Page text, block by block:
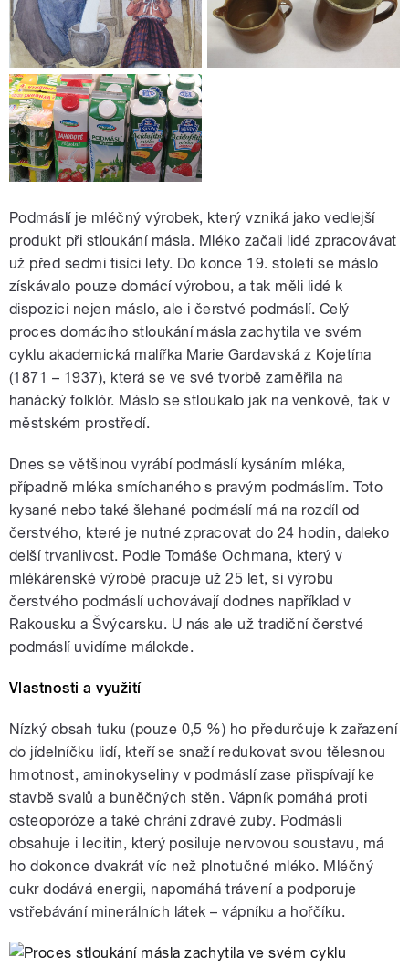
Podmáslí je mléčný výrobek, který vzniká jako vedlejší
produkt při stloukání másla. Mléko začali lidé zpracovávat
už před sedmi tisíci lety. Do konce 19. století se máslo
získávalo pouze domácí výrobou, a tak měli lidé k
dispozici nejen máslo, ale i čerstvé podmáslí. Celý
proces domácího stloukání másla zachytila ve svém
cyklu akademická malířka Marie Gardavská z Kojetína
(1871 – 1937), která se ve své tvorbě zaměřila na
hanácký folklór. Máslo se stloukalo jak na venkově, tak v
městském prostředí.
Dnes se většinou vyrábí podmáslí kysáním mléka,
případně mléka smíchaného s pravým podmáslím. Toto
kysané nebo také šlehané podmáslí má na rozdíl od
čerstvého, které je nutné zpracovat do 24 hodin, daleko
delší trvanlivost. Podle Tomáše Ochmana, který v
mlékárenské výrobě pracuje už 25 let, si výrobu
čerstvého podmáslí uchovávají dodnes například v
Rakousku a Švýcarsku. U nás ale už tradiční čerstvé
podmáslí uvidíme málokde.
Vlastnosti a využití
Nízký obsah tuku (pouze 0,5 %) ho předurčuje k zařazení
do jídelníčku lidí, kteří se snaží redukovat svou tělesnou
hmotnost, aminokyseliny v podmáslí zase přispívají ke
stavbě svalů a buněčných stěn. Vápník pomáhá proti
osteoporóze a také chrání zdravé zuby. Podmáslí
obsahuje i lecitin, který posiluje nervovou soustavu, má
ho dokonce dvakrát víc než plnotučné mléko. Mléčný
cukr dodává energii, napomáhá trávení a podporuje
vstřebávání minerálních látek – vápníku a hořčíku.